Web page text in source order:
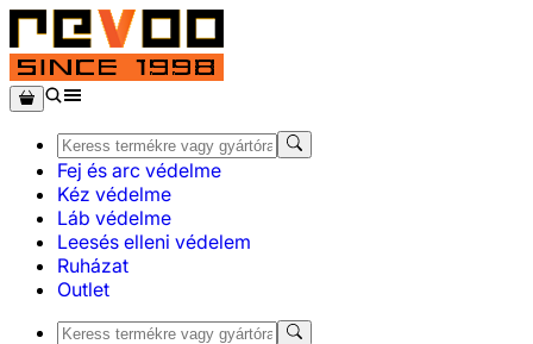
Fej és arc védelme
Kéz védelme
Láb védelme
Leesés elleni védelem
Ruházat
Outlet